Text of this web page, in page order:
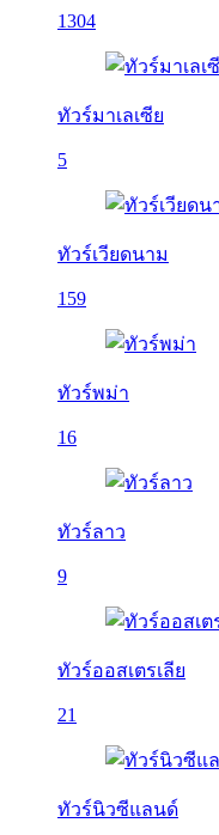
1304
ทัวร์มาเลเซีย
5
ทัวร์เวียดนาม
159
ทัวร์พม่า
16
ทัวร์ลาว
9
ทัวร์ออสเตรเลีย
21
ทัวร์นิวซีแลนด์